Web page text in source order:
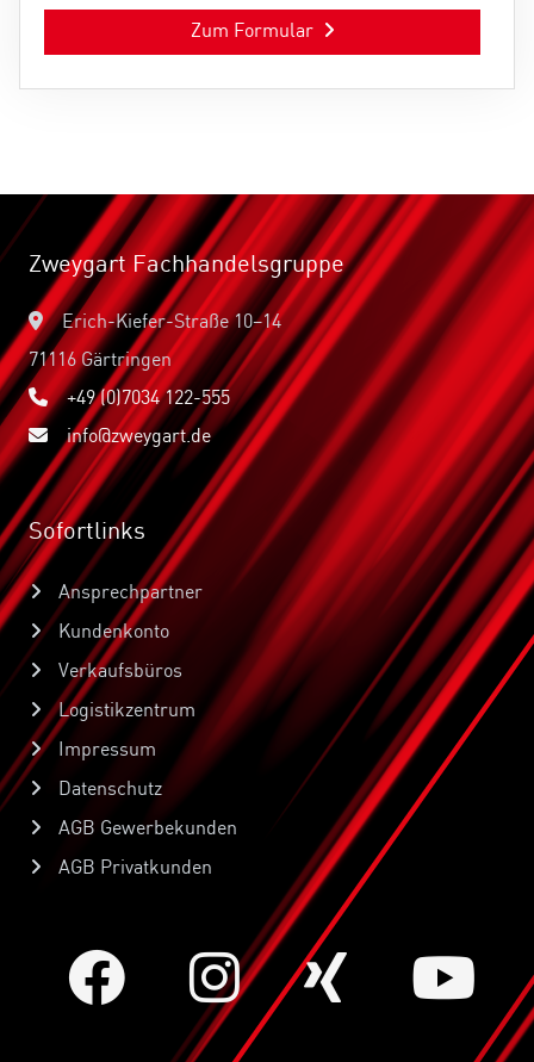
Zum Formular
Zweygart Fachhandelsgruppe
Erich-Kiefer-Straße 10–14
71116 Gärtringen
+49 (0)7034 122-555
info@zweygart.de
Sofortlinks
Ansprechpartner
Kundenkonto
Verkaufsbüros
Logistikzentrum
Impressum
Datenschutz
AGB Gewerbekunden
AGB Privatkunden